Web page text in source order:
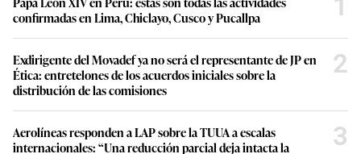
confirmadas en Lima, Chiclayo, Cusco y Pucallpa
1
Exdirigente del Movadef ya no será el representante de JP en
Ética: entretelones de los acuerdos iniciales sobre la
distribución de las comisiones
2
Aerolíneas responden a LAP sobre la TUUA a escalas
internacionales: “Una reducción parcial deja intacta la
3